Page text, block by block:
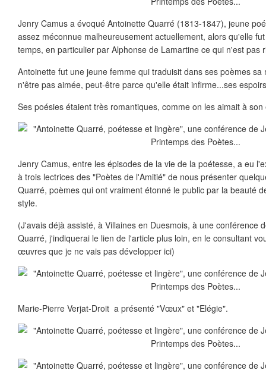
Jenry Camus a évoqué Antoinette Quarré (1813-1847), jeune
assez méconnue malheureusement actuellement, alors qu'elle
temps, en particulier par Alphonse de Lamartine ce qui n'est pas
Antoinette fut une jeune femme qui traduisit dans ses poèmes sa
n'être pas aimée, peut-être parce qu'elle était infirme...ses
Ses poésies étaient très romantiques, comme on les aimait à son
Jenry Camus, entre les épisodes de la vie de la poétesse, a eu
à trois lectrices des "Poètes de l'Amitié" de nous présenter
Quarré, poèmes qui ont vraiment étonné le public par la beauté
style.
(J'avais déjà assisté, à Villaines en Duesmois, à une conférence
Quarré, j'indiquerai le lien de l'article plus loin, en le consultant
œuvres que je ne vais pas développer ici)
Marie-Pierre Verjat-Droit a présenté "Vœux" et "Elégie".